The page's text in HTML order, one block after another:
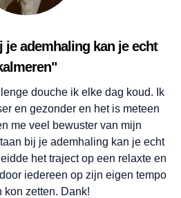
je ademhaling kan je echt
douche ik elke dag koud. Ik
en gezonder en het is meteen
me veel bewuster van mijn
bij je ademhaling kan je echt
het traject op een relaxte en
iedereen op zijn eigen tempo
kon zetten. Dank!